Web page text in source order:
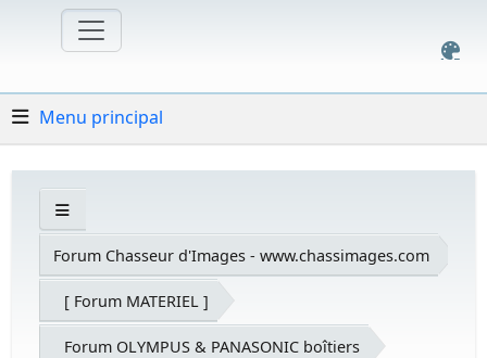
Menu principal
Forum Chasseur d'Images - www.chassimages.com
[ Forum MATERIEL ]
Forum OLYMPUS & PANASONIC boîtiers